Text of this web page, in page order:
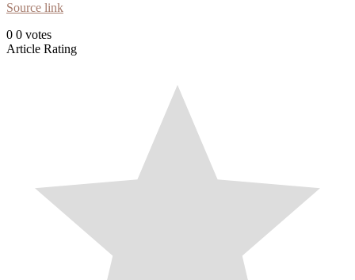
Source link
0 0 votes
Article Rating